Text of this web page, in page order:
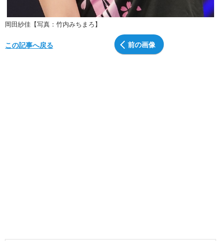
岡田紗佳【写真：竹内みちまろ】
前の画像
この記事へ戻る